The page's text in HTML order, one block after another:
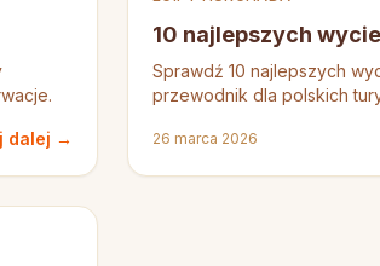
dalej →
10 najlepszych
Sprawdź 10 najlepszych
przewodnik dla polskich
26 marca 2026